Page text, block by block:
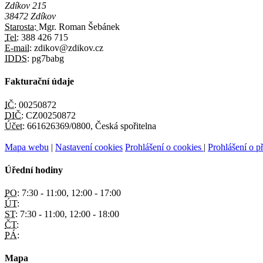
Zdíkov 215
38472 Zdíkov
Starosta: Mgr. Roman Šebánek
Tel: 388 426 715
E-mail: zdikov@zdikov.cz
IDDS: pg7babg
Fakturační údaje
IČ: 00250872
DIČ: CZ00250872
Účet: 661626369/0800, Česká spořitelna
Mapa webu | Nastavení cookies Prohlášení o cookies | Prohlášení o
Úřední hodiny
PO: 7:30 - 11:00, 12:00 - 17:00
ÚT:
ST: 7:30 - 11:00, 12:00 - 18:00
ČT:
PÁ:
Mapa